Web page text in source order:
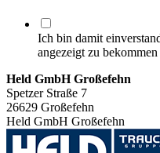
Ich bin damit
angezeigt zu bekommen
Held GmbH Großefehn
Spetzer Straße 7
26629 Großefehn
Held GmbH Großefehn